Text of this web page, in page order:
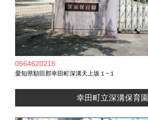
0564620215
愛知県額田郡幸田町深溝天上坂１−１
幸田町立深溝保育園